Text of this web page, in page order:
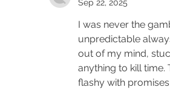
fyrir MAT verkefnið.
Sep 22, 2025
I was never the
unpredictable
out of my mind,
anything to kill time.
flashy with